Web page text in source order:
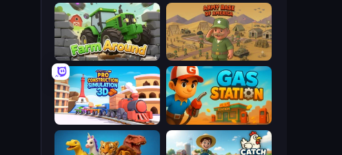
Army Base Of America
Farm Around
Gas Station